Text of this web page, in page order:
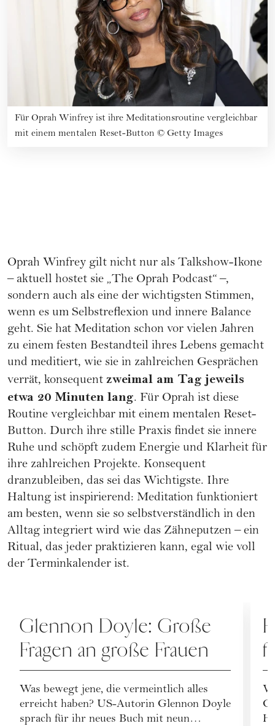
Für Oprah Winfrey ist ihre Meditationsroutine vergleichbar
mit einem mentalen Reset-Button © Getty Images
Oprah Winfrey gilt nicht nur als Talkshow-Ikone
– aktuell hostet sie „The Oprah Podcast“ –,
sondern auch als eine der wichtigsten Stimmen,
wenn es um Selbstreflexion und innere Balance
geht. Sie hat Meditation schon vor vielen Jahren
zu einem festen Bestandteil ihres Lebens gemacht
und meditiert, wie sie in zahlreichen Gesprächen
verrät, konsequent zweimal am Tag jeweils
etwa 20 Minuten lang. Für Oprah ist diese
Routine vergleichbar mit einem mentalen Reset-
Button. Durch ihre stille Praxis findet sie innere
Ruhe und schöpft zudem Energie und Klarheit für
ihre zahlreichen Projekte. Konsequent
dranzubleiben, das sei das Wichtigste. Ihre
Haltung ist inspirierend: Meditation funktioniert
am besten, wenn sie so selbstverständlich in den
Alltag integriert wird wie das Zähneputzen – ein
Ritual, das jeder praktizieren kann, egal wie voll
der Terminkalender ist.
Glennon Doyle: Große
Fragen an große Frauen
Was bewegt jene, die vermeintlich alles
erreicht haben? US-Autorin Glennon Doyle
sprach für ihr neues Buch mit neun